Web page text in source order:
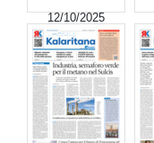
12/10/2025